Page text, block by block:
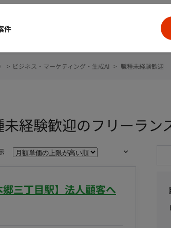
件
経験歓迎のフリーラン
三丁目駅】法人顧客へ
> ビジネス・マーケティング・生成AI > 職種未経験歓迎